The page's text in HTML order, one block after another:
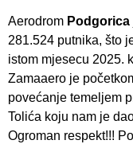
Aerodrom Podgorica
281.524 putnika, što
istom mjesecu 2025.
Zamaaero je
povećanje temeljem
Tolića koju nam je
Ogroman respekt!!!